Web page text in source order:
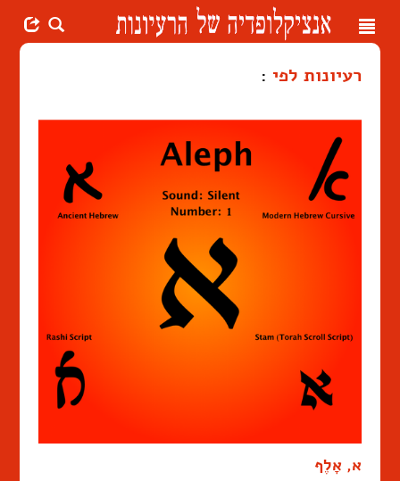
Toggle
רעיונות לפי :
א, אָלֶף